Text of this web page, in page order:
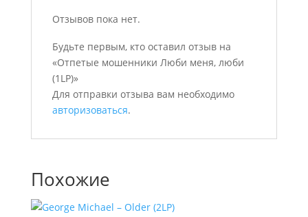
Отзывов пока нет.
Будьте первым, кто оставил отзыв на
«Отпетые мошенники Люби меня, люби
(1LP)»
Для отправки отзыва вам необходимо
авторизоваться.
Похожие